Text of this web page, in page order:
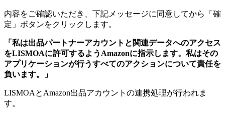
内容をご確認いただき、下記メッセージに同意してから「確
定」ボタンをクリックします。
「私は出品パートナーアカウントと関連データへのアクセス
をLISMOAに許可するようAmazonに指示します。私はその
アプリケーションが行うすべてのアクションについて責任を
負います。」
LISMOAとAmazon出品アカウントの連携処理が行われま
す。